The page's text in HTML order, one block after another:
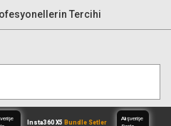
Tercihi